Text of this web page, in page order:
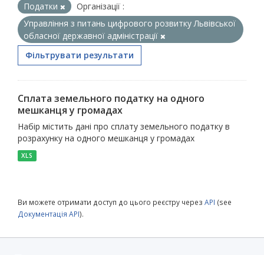
Податки
Організації :
Управління з питань цифрового розвитку Львівської
обласної державної адміністрації
Фільтрувати результати
Сплата земельного податку на одного
мешканця у громадах
Набір містить дані про сплату земельного податку в
розрахунку на одного мешканця у громадах
XLS
Ви можете отримати доступ до цього реєстру через API (see
Документація API).